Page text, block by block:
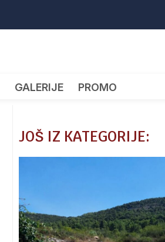
GALERIJE PROMO
JOŠ IZ KATEGORIJE: